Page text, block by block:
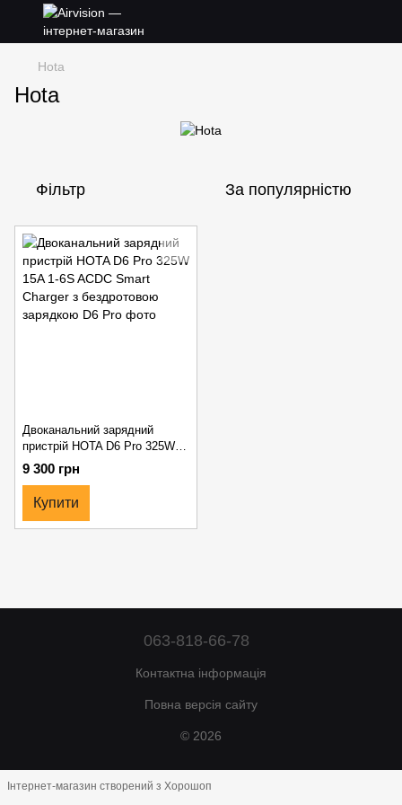
Hota
Hota
Фільтр За популярністю
Двоканальний зарядний
пристрій HOTA D6 Pro 325W
15A 1-6S ACDC Smart Charger
з бездротовою зарядкою
9 300 грн
Купити
063-818-66-78
Контактна інформація
Повна версія сайту
© 2026
Інтернет-магазин створений з Хорошоп